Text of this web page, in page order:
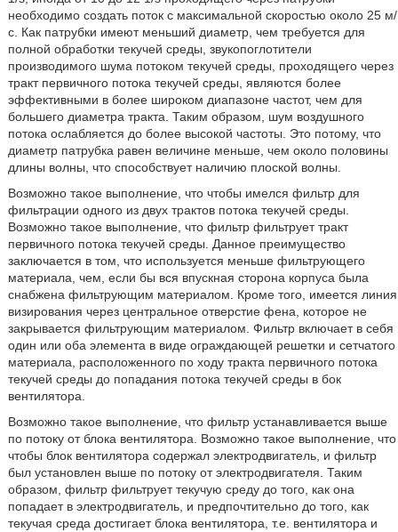
необходимо создать поток с максимальной скоростью около 25 м/
с. Как патрубки имеют меньший диаметр, чем требуется для
полной обработки текучей среды, звукопоглотители
производимого шума потоком текучей среды, проходящего через
тракт первичного потока текучей среды, являются более
эффективными в более широком диапазоне частот, чем для
большего диаметра тракта. Таким образом, шум воздушного
потока ослабляется до более высокой частоты. Это потому, что
диаметр патрубка равен величине меньше, чем около половины
длины волны, что способствует наличию плоской волны.
Возможно такое выполнение, что чтобы имелся фильтр для
фильтрации одного из двух трактов потока текучей среды.
Возможно такое выполнение, что фильтр фильтрует тракт
первичного потока текучей среды. Данное преимущество
заключается в том, что используется меньше фильтрующего
материала, чем, если бы вся впускная сторона корпуса была
снабжена фильтрующим материалом. Кроме того, имеется линия
визирования через центральное отверстие фена, которое не
закрывается фильтрующим материалом. Фильтр включает в себя
один или оба элемента в виде ограждающей решетки и сетчатого
материала, расположенного по ходу тракта первичного потока
текучей среды до попадания потока текучей среды в бок
вентилятора.
Возможно такое выполнение, что фильтр устанавливается выше
по потоку от блока вентилятора. Возможно такое выполнение, что
чтобы блок вентилятора содержал электродвигатель, и фильтр
был установлен выше по потоку от электродвигателя. Таким
образом, фильтр фильтрует текучую среду до того, как она
попадает в электродвигатель, и предпочтительно до того, как
текучая среда достигает блока вентилятора, т.е. вентилятора и